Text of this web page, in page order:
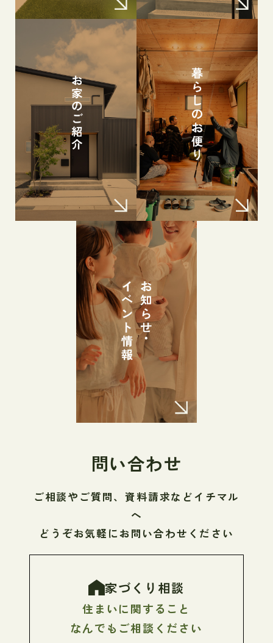
問い合わせ
ご相談やご質問、資料請求などイチマル
へ
どうぞお気軽にお問い合わせください
家づくり相談
住まいに関すること
なんでもご相談ください